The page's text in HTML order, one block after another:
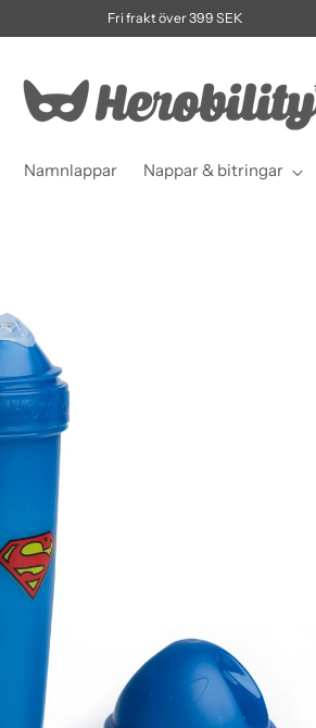
Fri frakt över 399 SEK
Namnlappar Nappar & bitringar